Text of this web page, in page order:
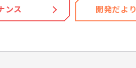
ンス 開発だより